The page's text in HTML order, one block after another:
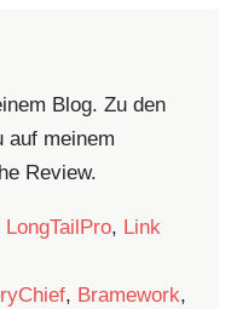
Blog. Zu den
auf meinem
Review.
LongTailPro, Link
, Bramework,